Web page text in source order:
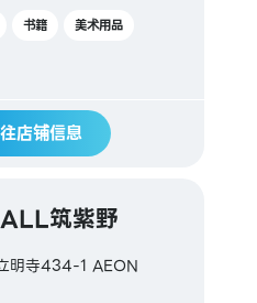
书籍
美术用品
店铺信息
筑紫野
明寺434-1 AEON